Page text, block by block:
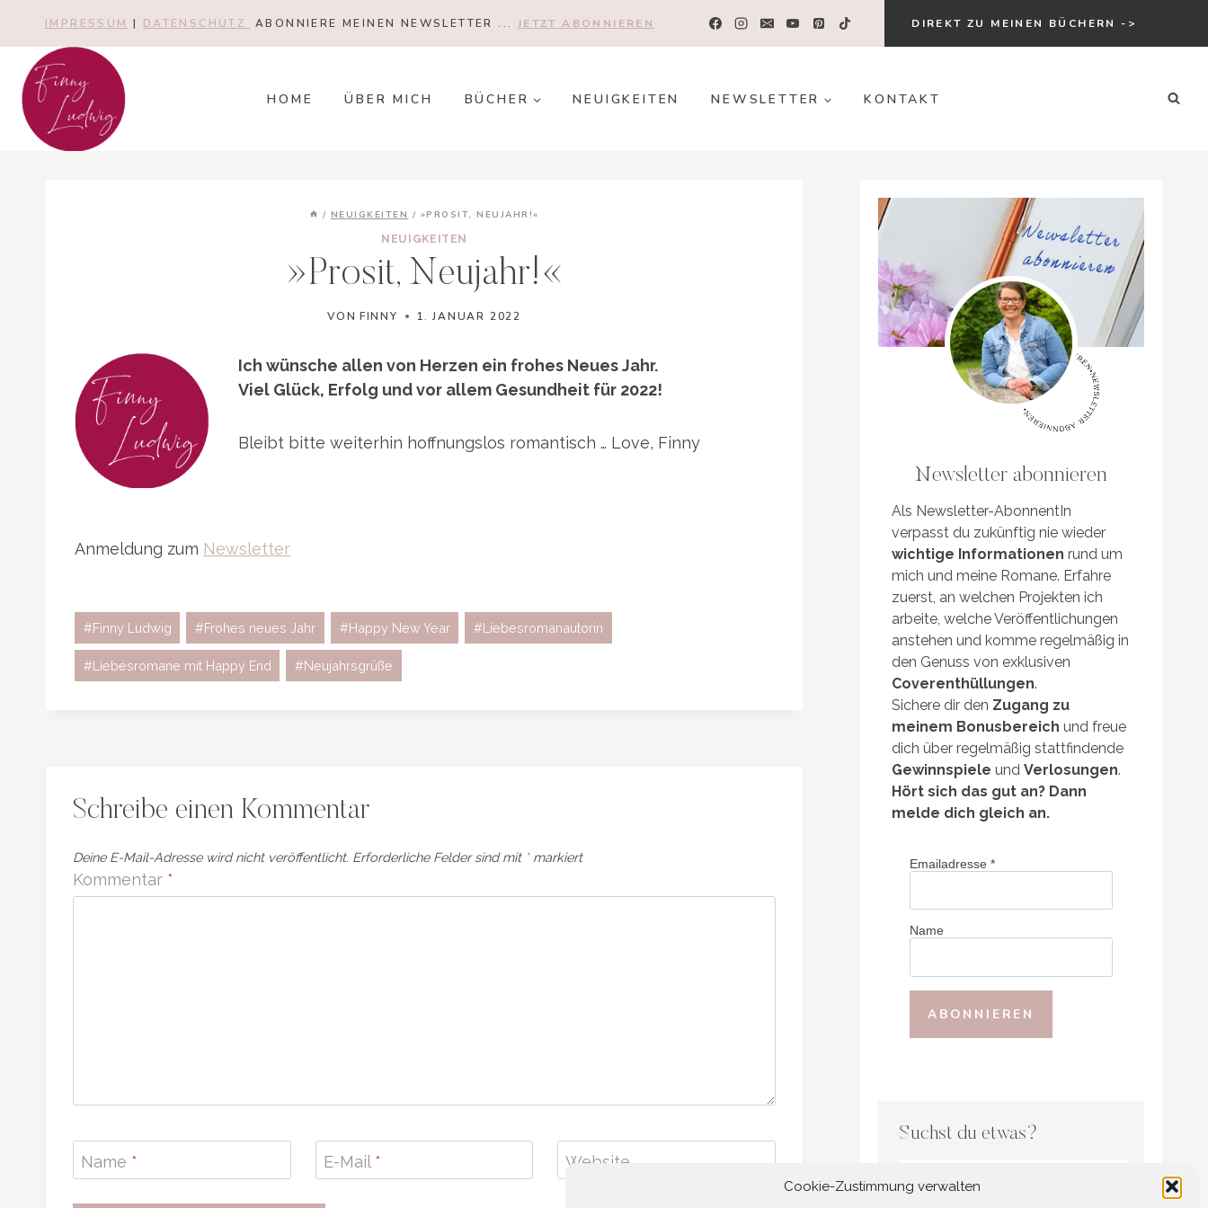
Cookie-Zustimmung verwalten
springen
IMPRESSUM | DATENSCHUTZ ABONNIERE MEINEN NEWSLETTER ... JETZT ABONNIEREN DIREKT ZU MEINEN BÜCHERN ->
HOME ÜBER MICH BÜCHER NEUIGKEITEN NEWSLETTER KONTAKT
/ NEUIGKEITEN / »PROSIT, NEUJAHR!«
NEUIGKEITEN
»Prosit, Neujahr!«
VON FINNY 1. JANUAR 2022
Ich wünsche allen von Herzen ein frohes Neues Jahr.
Viel Glück, Erfolg und vor allem Gesundheit für 2022!
Bleibt bitte weiterhin hoffnungslos romantisch … Love, Finny
Anmeldung zum Newsletter
Schlagworte:
#Finny Ludwig #Frohes neues Jahr #Happy New Year #Liebesromanautorin
#Liebesromane mit Happy End #Neujahrsgrüße
Schreibe einen Kommentar
Deine E-Mail-Adresse wird nicht veröffentlicht. Erforderliche Felder sind mit *markiert
Kommentar *
Name * E-Mail * Website
Newsletter abonnieren
Als Newsletter-AbonnentIn
verpasst du zukünftig nie wieder
wichtige Informationen rund um
mich und meine Romane. Erfahre
zuerst, an welchen Projekten ich
arbeite, welche Veröffentlichungen
anstehen und komme regelmäßig in
den Genuss von exklusiven
Coverenthüllungen.
Sichere dir den Zugang zu
meinem Bonusbereich und freue
dich über regelmäßig stattfindende
Gewinnspiele und Verlosungen.
Hört sich das gut an? Dann
melde dich gleich an.
Emailadresse *
Name
Suchst du etwas?